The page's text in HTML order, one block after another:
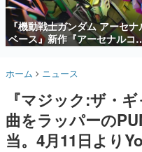
殿堂入り記事
SNS拡散数が数
ど。多くの人々
事をまとめまし
名作ゲームクリ
きます。
赫本
この物語を解い
の形をした短編
『機動戦士ガンダム アーセナ
ベース』新作『アーセナルコ
ンダー』発表！8月28日からオ
年2月下旬に稼働予定
ホーム ニュース
『マジック:ザ・
曲をラッパーの
当。4月11日より